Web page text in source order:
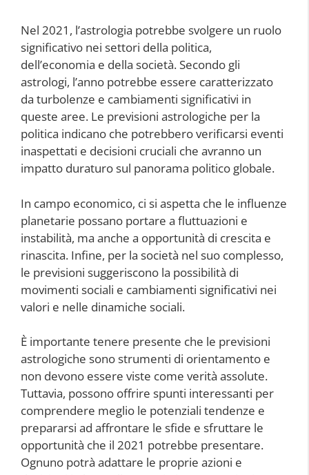
Nel 2021, l’astrologia potrebbe svolgere un ruolo
significativo nei settori della politica,
dell’economia e della società. Secondo gli
astrologi, l’anno potrebbe essere caratterizzato
da turbolenze e cambiamenti significativi in
queste aree. Le previsioni astrologiche per la
politica indicano che potrebbero verificarsi eventi
inaspettati e decisioni cruciali che avranno un
impatto duraturo sul panorama politico globale.
In campo economico, ci si aspetta che le influenze
planetarie possano portare a fluttuazioni e
instabilità, ma anche a opportunità di crescita e
rinascita. Infine, per la società nel suo complesso,
le previsioni suggeriscono la possibilità di
movimenti sociali e cambiamenti significativi nei
valori e nelle dinamiche sociali.
È importante tenere presente che le previsioni
astrologiche sono strumenti di orientamento e
non devono essere viste come verità assolute.
Tuttavia, possono offrire spunti interessanti per
comprendere meglio le potenziali tendenze e
prepararsi ad affrontare le sfide e sfruttare le
opportunità che il 2021 potrebbe presentare.
Ognuno potrà adattare le proprie azioni e